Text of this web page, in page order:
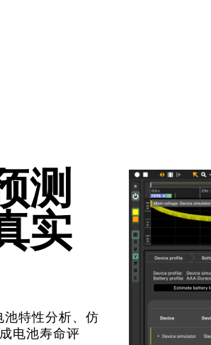
测
实
特性分析、仿
电池寿命评